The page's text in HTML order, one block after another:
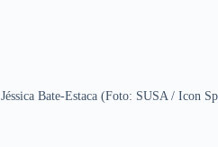
Jéssica Bate-Estaca (Foto: SUSA / Icon